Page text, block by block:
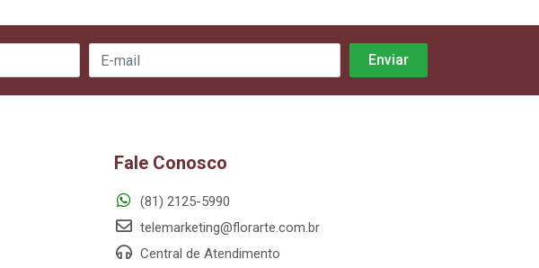
Fale Conosco
(81) 2125-5990
telemarketing@florarte.com.br
Central de Atendimento